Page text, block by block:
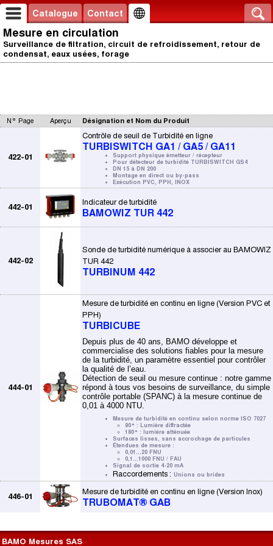
Catalogue Contact
Mesure en circulation
Surveillance de filtration, circuit de refroidissement, retour de
condensat, eaux usées, forage
N° Page Aperçu Désignation et Nom du Produit
422-01
Contrôle de seuil de Turbidité en ligne
TURBISWITCH GA1 / GA5 / GA11
Support physique émetteur / récepteur
Pour détecteur de turbidité TURBISWITCH GS4
DN 15 à DN 200
Montage en direct ou by-pass
Exécution PVC, PPH, INOX
442-01
Indicateur de turbidité
BAMOWIZ TUR 442
442-02
Sonde de turbidité numérique à associer au BAMOWIZ
TUR 442
TURBINUM 442
444-01
Mesure de turbidité en continu en ligne (Version PVC et
PPH)
TURBICUBE
Depuis plus de 40 ans, BAMO développe et
commercialise des solutions fiables pour la mesure
de la turbidité, un paramètre essentiel pour contrôler
la qualité de l’eau.
Détection de seuil ou mesure continue : notre gamme
répond à tous vos besoins de surveillance, du simple
contrôle portable (SPANC) à la mesure continue de
0,01 à 4000 NTU.
Mesure de turbidité en continu selon norme ISO 7027
90° : Lumière diffractée
180° : lumière atténuée
Surfaces lisses, sans accrochage de particules
Étendues de mesure :
0,01...20 FNU
0,1...1000 FNU / FAU
Signal de sortie 4-20 mA
Raccordements : Unions ou brides
446-01
Mesure de turbidité en continu en ligne (Version Inox)
TRUBOMAT® GAB
BAMO Mesures SAS